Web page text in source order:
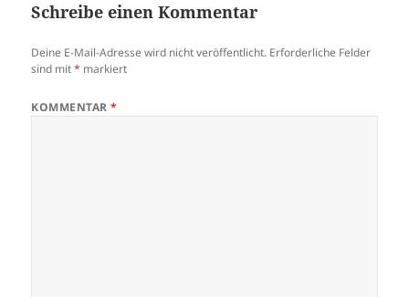
Schreibe einen Kommentar
Deine E-Mail-Adresse wird nicht veröffentlicht. Erforderliche Felder
sind mit* markiert
KOMMENTAR*